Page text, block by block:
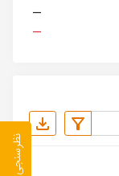
—
—
نظرسنجی